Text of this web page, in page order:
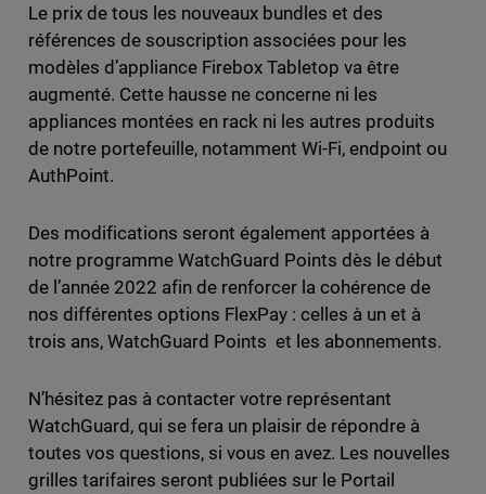
Le prix de tous les nouveaux bundles et des
références de souscription associées pour les
modèles d’appliance Firebox Tabletop va être
augmenté. Cette hausse ne concerne ni les
appliances montées en rack ni les autres produits
de notre portefeuille, notamment Wi-Fi, endpoint ou
AuthPoint.
Des modifications seront également apportées à
notre programme WatchGuard Points dès le début
de l’année 2022 afin de renforcer la cohérence de
nos différentes options FlexPay : celles à un et à
trois ans, WatchGuard Points et les abonnements.
N’hésitez pas à contacter votre représentant
WatchGuard, qui se fera un plaisir de répondre à
toutes vos questions, si vous en avez. Les nouvelles
grilles tarifaires seront publiées sur le Portail